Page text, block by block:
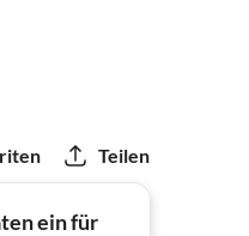
Teilen
ein für